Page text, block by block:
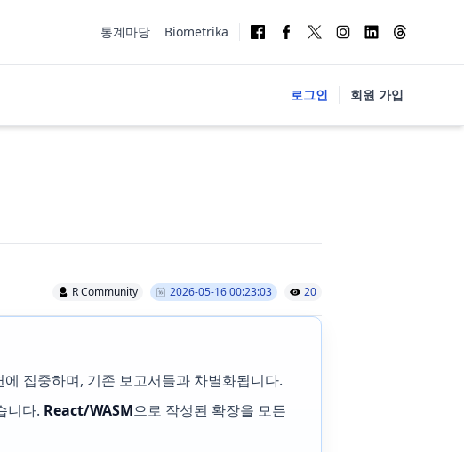
통계마당 Biometrika
로그인 회원 가입
R Community 2026-05-16 00:23:03 20
집중하며, 기존 보고서들과 차별화됩니다.
니다. React/WASM으로 작성된 확장을 모든